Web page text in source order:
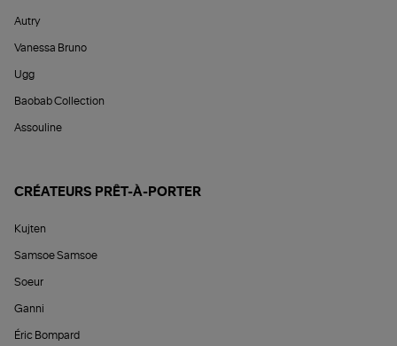
Autry
Vanessa Bruno
Ugg
Baobab Collection
Assouline
CRÉATEURS PRÊT-À-PORTER
Kujten
Samsoe Samsoe
Soeur
Ganni
Éric Bompard